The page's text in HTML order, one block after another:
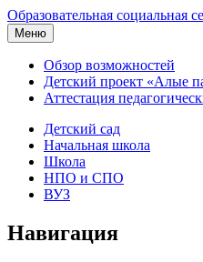
Образовательная социальная
Меню
Обзор возможностей
Детский проект «Алые
Аттестация
Детский сад
Начальная школа
Школа
НПО и СПО
ВУЗ
Навигация